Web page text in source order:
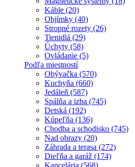
Káble (20)
Objímky (40)
Stropné rozety (26)
Tienidlá (29)
Úchyty (58)
Ovládanie (5)
Podľa miestností
Obývačka (570)
Kuchyňa (660)
Jedáleň (587)
Spálňa a izba (745)
Detská (192)
Kúpeľňa (136)
Chodba a schodisko (745)
Nad obrazy (20)
Záhrada a terasa (272)
Dieľňa a garáž (174)
Kancelária (568)